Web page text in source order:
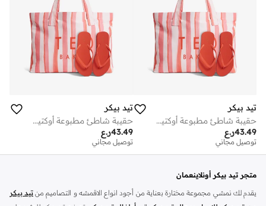
تيد بيكر
حقيبة شاطئ مطبوعة أوكتيفي
ر.ع43.49
توصيل مجاني
تيد بيكر
حقيبة شاطئ مطبوعة أوكتيفي
ر.ع43.49
توصيل مجاني
متجر تيد بيكر أونلاينعمان
يقدم لك نمشي مجموعة مختارة بعناية من أجود انواع الاقمشه و التصاميم من تيد بيكر